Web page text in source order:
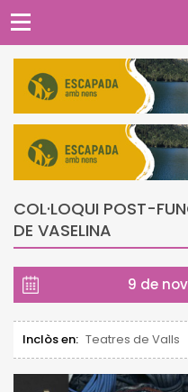
COL·LOQUI POST-
DE VASELINA
9 de
Inclòs en: Teatres de Valls